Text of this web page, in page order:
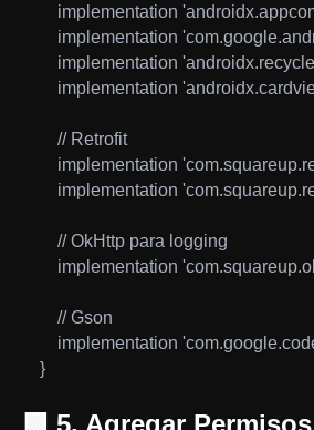
implementation
implementation
implementation
implementation
    // Retrofit
implementation
implementation
    // OkHttp para logging
implementation
    // Gson
implementation
}
🟩 5. Agregar Permisos